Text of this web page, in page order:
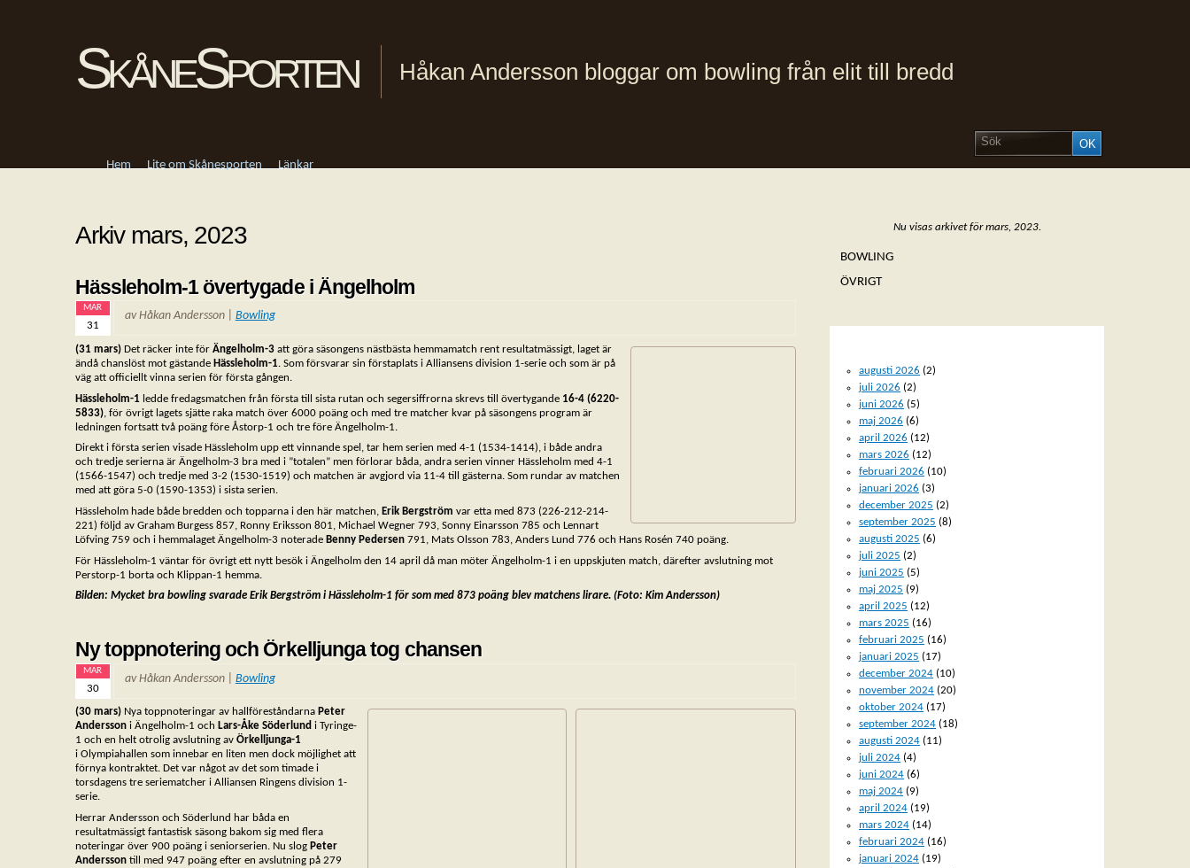
SkåneSporten Håkan Andersson bloggar om bowling från elit till bredd
Hem Lite om Skånesporten Länkar
Arkiv mars, 2023
Hässleholm-1 övertygade i Ängelholm
MAR
31
av Håkan Andersson | Bowling
(31 mars) Det räcker inte för Ängelholm-3 att göra säsongens nästbästa hemmamatch rent resultatmässigt, laget är
ändå chanslöst mot gästande Hässleholm-1. Som försvarar sin förstaplats i Alliansens division 1-serie och som är på
väg att officiellt vinna serien för första gången.
Hässleholm-1 ledde fredagsmatchen från första till sista rutan och segersiffrorna skrevs till övertygande 16-4 (6220-
5833), för övrigt lagets sjätte raka match över 6000 poäng och med tre matcher kvar på säsongens program är
ledningen fortsatt två poäng före Åstorp-1 och tre före Ängelholm-1.
Direkt i första serien visade Hässleholm upp ett vinnande spel, tar hem serien med 4-1 (1534-1414), i både andra
och tredje serierna är Ängelholm-3 bra med i ”totalen” men förlorar båda, andra serien vinner Hässleholm med 4-1
(1566-1547) och tredje med 3-2 (1530-1519) och matchen är avgjord via 11-4 till gästerna. Som rundar av matchen
med att göra 5-0 (1590-1353) i sista serien.
Hässleholm hade både bredden och topparna i den här matchen, Erik Bergström var etta med 873 (226-212-214-
221) följd av Graham Burgess 857, Ronny Eriksson 801, Michael Wegner 793, Sonny Einarsson 785 och Lennart
Löfving 759 och i hemmalaget Ängelholm-3 noterade Benny Pedersen791, Mats Olsson 783, Anders Lund 776 och Hans Rosén 740 poäng.
För Hässleholm-1 väntar för övrigt ett nytt besök i Ängelholm den 14 april då man möter Ängelholm-1 i en uppskjuten match, därefter avslutning mot
Perstorp-1 borta och Klippan-1 hemma.
Bilden: Mycket bra bowling svarade Erik Bergström i Hässleholm-1 för som med 873 poäng blev matchens lirare. (Foto: Kim Andersson)
Ny toppnotering och Örkelljunga tog chansen
MAR
30
av Håkan Andersson | Bowling
(30 mars)Nya toppnoteringar av hallföreståndarna Peter
Anderssoni Ängelholm-1 och Lars-Åke Söderlund i Tyringe-
1 och en helt otrolig avslutning av Örkelljunga-1
i Olympiahallen som innebar en liten men dock möjlighet att
förnya kontraktet. Det var något av det som timade i
torsdagens tre seriematcher i Alliansen Ringens division 1-
serie.
Herrar Andersson och Söderlund har båda en
resultatmässigt fantastisk säsong bakom sig med flera
noteringar över 900 poäng i seniorserien. Nu slog Peter
Anderssontill med 947 poäng efter en avslutning på 279
Nu visas arkivet för mars, 2023.
BOWLING
ÖVRIGT
augusti 2026 (2)
juli 2026 (2)
juni 2026 (5)
maj 2026 (6)
april 2026 (12)
mars 2026 (12)
februari 2026 (10)
januari 2026 (3)
december 2025 (2)
september 2025 (8)
augusti 2025 (6)
juli 2025 (2)
juni 2025 (5)
maj 2025 (9)
april 2025 (12)
mars 2025 (16)
februari 2025 (16)
januari 2025 (17)
december 2024 (10)
november 2024 (20)
oktober 2024 (17)
september 2024 (18)
augusti 2024 (11)
juli 2024 (4)
juni 2024 (6)
maj 2024 (9)
april 2024 (19)
mars 2024 (14)
februari 2024 (16)
januari 2024 (19)